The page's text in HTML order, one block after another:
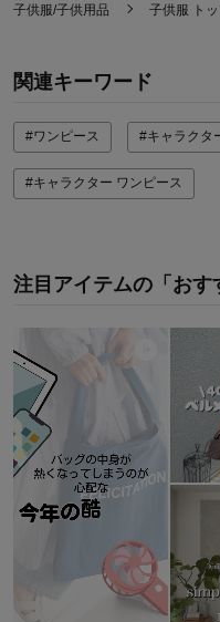
子供服/子供用品 子供服 ト
関連キーワード
#ワンピース #キャラクタ
#キャラクター ワンピース
注目アイテムの「おす